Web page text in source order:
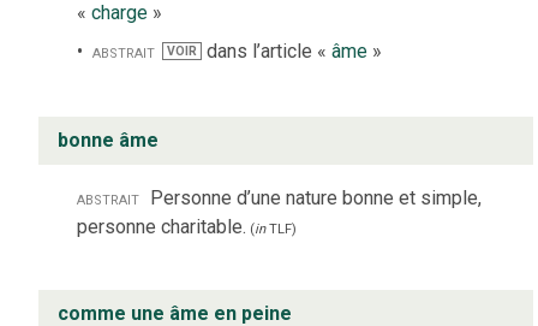
« charge »
abstrait
VOIR dans l’article « âme»
bonne âme
abstrait Personne d’une nature bonne et simple,
personne charitable. (inTLF)
comme une âme en peine